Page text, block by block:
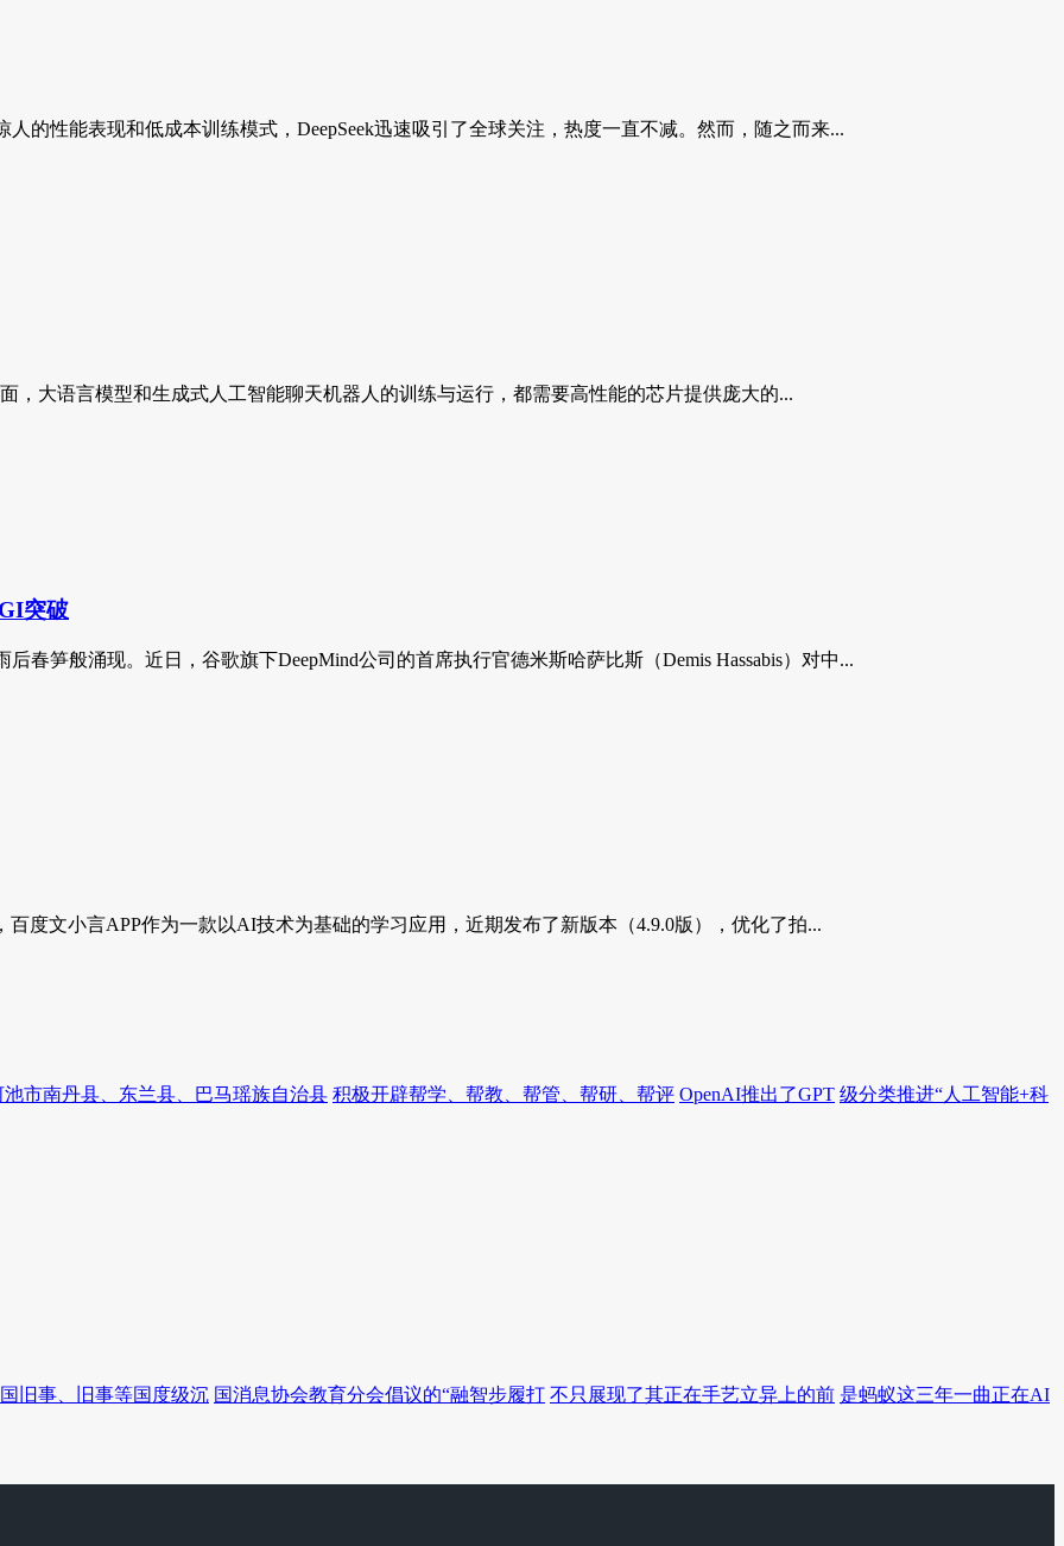
的性能表现和低成本训练模式，DeepSeek迅速吸引了全球关注，热度一直不减。然而，随之而来...
，大语言模型和生成式人工智能聊天机器人的训练与运行，都需要高性能的芯片提供庞大的...
突破
春笋般涌现。近日，谷歌旗下DeepMind公司的首席执行官德米斯哈萨比斯（Demis Hassabis）对中...
度文小言APP作为一款以AI技术为基础的学习应用，近期发布了新版本（4.9.0版），优化了拍...
池市南丹县、东兰县、巴马瑶族自治县 积极开辟帮学、帮教、帮管、帮研、帮评 OpenAI推出了GPT 级分类推进“人工智能+科
旧事、旧事等国度级沉 国消息协会教育分会倡议的“融智步履打 不只展现了其正在手艺立异上的前 是蚂蚁这三年一曲正在AI